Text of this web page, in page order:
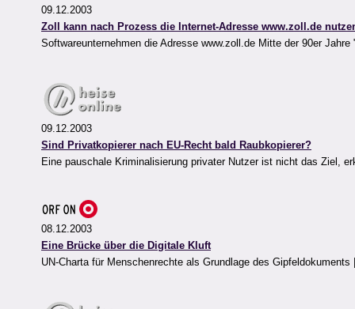
09.12.2003
Zoll kann nach Prozess die Internet-Adresse www.zoll.de
Softwareunternehmen die Adresse www.zoll.de Mitte der 90er
09.12.2003
Sind Privatkopierer nach EU-Recht bald Raubkopierer?
Eine pauschale Kriminalisierung privater Nutzer ist nicht das Ziel,
08.12.2003
Eine Brücke über die Digitale Kluft
UN-Charta für Menschenrechte als Grundlage des